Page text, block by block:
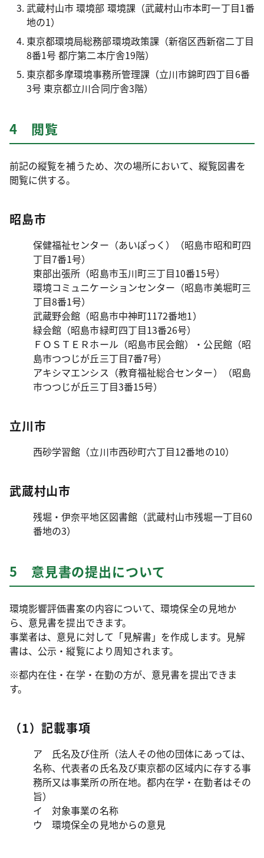
武蔵村山市 環境部 環境課（武蔵村山市本町一丁目1番
地の1）
東京都環境局総務部環境政策課（新宿区西新宿二丁目
8番1号 都庁第二本庁舎19階）
東京都多摩環境事務所管理課（立川市錦町四丁目6番
3号 東京都立川合同庁舎3階）
4 閲覧
前記の縦覧を補うため、次の場所において、縦覧図書を
閲覧に供する。
昭島市
保健福祉センター（あいぽっく）（昭島市昭和町四
丁目7番1号）
東部出張所（昭島市玉川町三丁目10番15号）
環境コミュニケーションセンター（昭島市美堀町三
丁目8番1号）
武蔵野会館（昭島市中神町1172番地1）
緑会館（昭島市緑町四丁目13番26号）
ＦＯＳＴＥＲホール（昭島市民会館）・公民館（昭
島市つつじが丘三丁目7番7号）
アキシマエンシス（教育福祉総合センター）（昭島
市つつじが丘三丁目3番15号）
立川市
西砂学習館（立川市西砂町六丁目12番地の10）
武蔵村山市
残堀・伊奈平地区図書館（武蔵村山市残堀一丁目60
番地の3）
5 意見書の提出について
環境影響評価書案の内容について、環境保全の見地か
ら、意見書を提出できます。
事業者は、意見に対して「見解書」を作成します。見解
書は、公示・縦覧により周知されます。
※都内在住・在学・在勤の方が、意見書を提出できま
す。
（1）記載事項
ア 氏名及び住所（法人その他の団体にあっては、
名称、代表者の氏名及び東京都の区域内に存する事
務所又は事業所の所在地。都内在学・在勤者はその
旨）
イ 対象事業の名称
ウ 環境保全の見地からの意見